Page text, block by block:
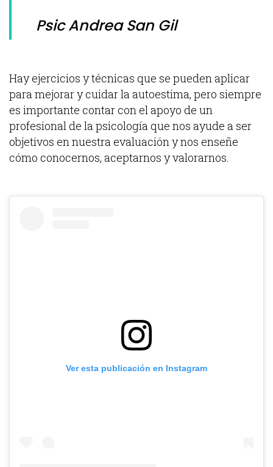
Psic Andrea San Gil
Hay ejercicios y técnicas que se pueden aplicar
para mejorar y cuidar la autoestima, pero siempre
es importante contar con el apoyo de un
profesional de la psicología que nos ayude a ser
objetivos en nuestra evaluación y nos enseñe
cómo conocernos, aceptarnos y valorarnos.
Ver esta publicación en Instagram